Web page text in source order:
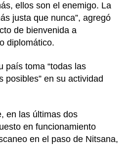
ellos son el enemigo. La
justa que nunca”, agregó
de bienvenida a
diplomático.
país toma “todas las
posibles” en su actividad
en las últimas dos
en funcionamiento
en el paso de Nitsana,